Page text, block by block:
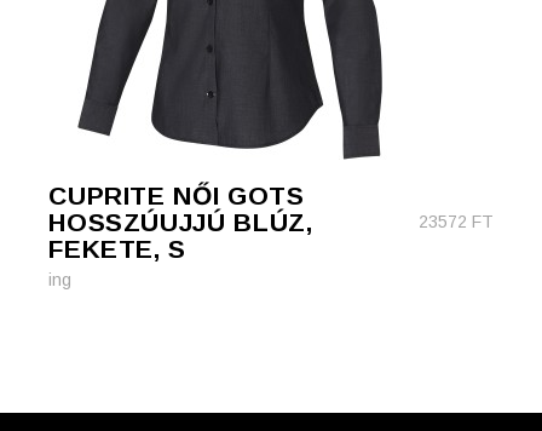
CUPRITE NŐI GOTS
HOSSZÚUJJÚ BLÚZ,
FEKETE, S
23572 FT
ing